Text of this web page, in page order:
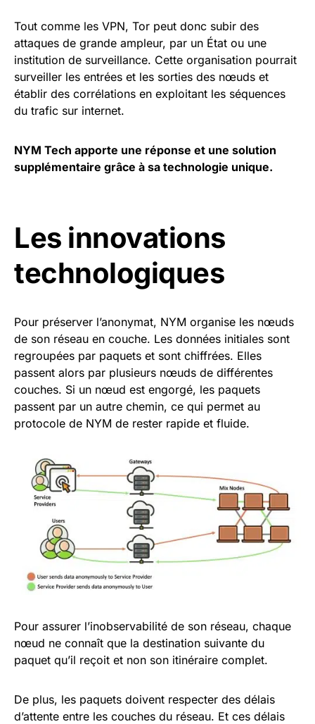
Tout comme les VPN, Tor peut donc subir des
attaques de grande ampleur, par un État ou une
institution de surveillance. Cette organisation pourrait
surveiller les entrées et les sorties des nœuds et
établir des corrélations en exploitant les séquences
du trafic sur internet.
NYM Tech apporte une réponse et une solution
supplémentaire grâce à sa technologie unique.
Les innovations
technologiques
Pour préserver l’anonymat, NYM organise les nœuds
de son réseau en couche. Les données initiales sont
regroupées par paquets et sont chiffrées. Elles
passent alors par plusieurs nœuds de différentes
couches. Si un nœud est engorgé, les paquets
passent par un autre chemin, ce qui permet au
protocole de NYM de rester rapide et fluide.
Pour assurer l’inobservabilité de son réseau, chaque
nœud ne connaît que la destination suivante du
paquet qu’il reçoit et non son itinéraire complet.
De plus, les paquets doivent respecter des délais
d’attente entre les couches du réseau. Et ces délais